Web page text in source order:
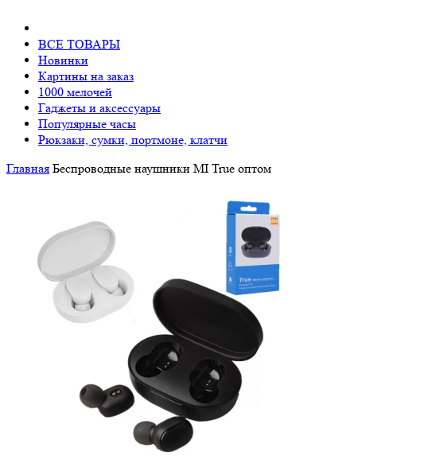
ВСЕ ТОВАРЫ
Новинки
Картины на заказ
1000 мелочей
Гаджеты и аксессуары
Популярные часы
Рюкзаки, сумки, портмоне, клатчи
Главная Беспроводные наушники MI True оптом